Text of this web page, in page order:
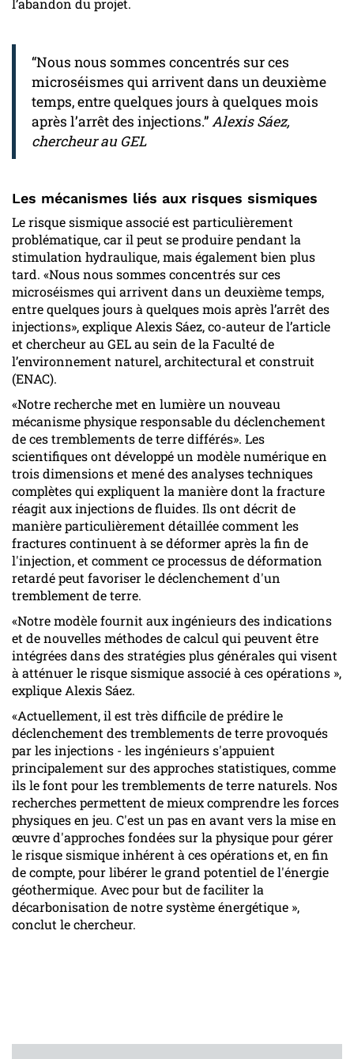
l’abandon du projet.
“Nous nous sommes concentrés sur ces
microséismes qui arrivent dans un deuxième
temps, entre quelques jours à quelques mois
après l’arrêt des injections.”Alexis Sáez,
chercheur au GEL
Les mécanismes liés aux risques sismiques
Le risque sismique associé est particulièrement
problématique, car il peut se produire pendant la
stimulation hydraulique, mais également bien plus
tard. «Nous nous sommes concentrés sur ces
microséismes qui arrivent dans un deuxième temps,
entre quelques jours à quelques mois après l’arrêt des
injections», explique Alexis Sáez, co-auteur de l’article
et chercheur au GEL au sein de la Faculté de
l’environnement naturel, architectural et construit
(ENAC).
«Notre recherche met en lumière un nouveau
mécanisme physique responsable du déclenchement
de ces tremblements de terre différés». Les
scientifiques ont développé un modèle numérique en
trois dimensions et mené des analyses techniques
complètes qui expliquent la manière dont la fracture
réagit aux injections de fluides. Ils ont décrit de
manière particulièrement détaillée comment les
fractures continuent à se déformer après la fin de
l'injection, et comment ce processus de déformation
retardé peut favoriser le déclenchement d'un
tremblement de terre.
«Notre modèle fournit aux ingénieurs des indications
et de nouvelles méthodes de calcul qui peuvent être
intégrées dans des stratégies plus générales qui visent
à atténuer le risque sismique associé à ces opérations »,
explique Alexis Sáez.
«Actuellement, il est très difficile de prédire le
déclenchement des tremblements de terre provoqués
par les injections - les ingénieurs s'appuient
principalement sur des approches statistiques, comme
ils le font pour les tremblements de terre naturels. Nos
recherches permettent de mieux comprendre les forces
physiques en jeu. C'est un pas en avant vers la mise en
œuvre d'approches fondées sur la physique pour gérer
le risque sismique inhérent à ces opérations et, en fin
de compte, pour libérer le grand potentiel de l'énergie
géothermique. Avec pour but de faciliter la
décarbonisation de notre système énergétique »,
conclut le chercheur.